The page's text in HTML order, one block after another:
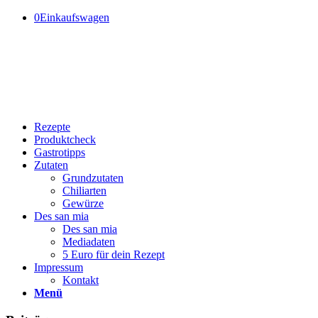
0Einkaufswagen
Rezepte
Produktcheck
Gastrotipps
Zutaten
Grundzutaten
Chiliarten
Gewürze
Des san mia
Des san mia
Mediadaten
5 Euro für dein Rezept
Impressum
Kontakt
Menü